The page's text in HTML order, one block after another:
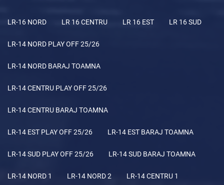
LR-16 NORD LR 16 CENTRU LR 16 EST LR 16 SUD
LR-14 NORD PLAY OFF 25/26
LR-14 NORD BARAJ TOAMNA
LR-14 CENTRU PLAY OFF 25/26
LR-14 CENTRU BARAJ TOAMNA
LR-14 EST PLAY OFF 25/26 LR-14 EST BARAJ TOAMNA
LR-14 SUD PLAY OFF 25/26 LR-14 SUD BARAJ TOAMNA
LR-14 NORD 1 LR-14 NORD 2 LR-14 CENTRU 1